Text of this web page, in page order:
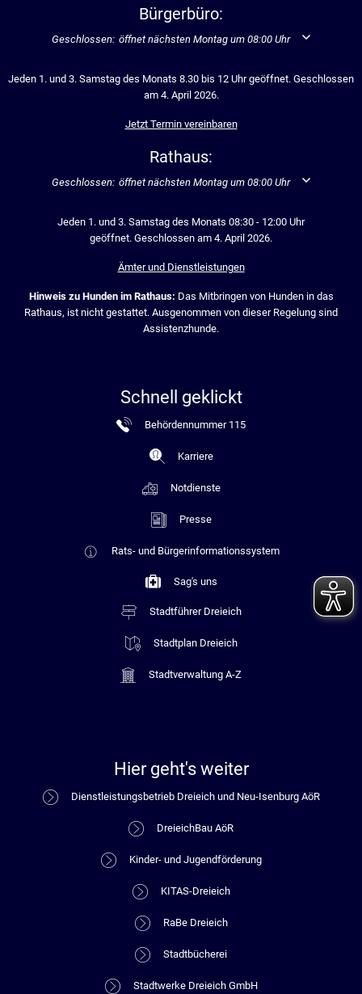
Bürgerbüro:
Klicken, um weitere Öffnungs- oder Schließzeiten auszublenden
Geschlossen: öffnet nächsten Montag um 08:00 Uhr
Jeden 1. und 3. Samstag des Monats 8.30 bis 12 Uhr geöffnet. Geschlossen
am 4. April 2026.
Jetzt Termin vereinbaren
Rathaus:
Klicken, um weitere Öffnungs- oder Schließzeiten auszublenden
Geschlossen: öffnet nächsten Montag um 08:00 Uhr
Jeden 1. und 3. Samstag des Monats 08:30 - 12:00 Uhr
geöffnet. Geschlossen am 4. April 2026.
Ämter und Dienstleistungen
Hinweis zu Hunden im Rathaus: Das Mitbringen von Hunden in das
Rathaus, ist nicht gestattet. Ausgenommen von dieser Regelung sind
Assistenzhunde.
Schnell geklickt
Behördennummer 115
Karriere
Notdienste
Presse
Rats- und Bürgerinformationssystem
Sag's uns
Stadtführer Dreieich
Stadtplan Dreieich
Stadtverwaltung A-Z
Hier geht's weiter
Dienstleistungsbetrieb Dreieich und Neu-Isenburg AöR
DreieichBau AöR
Kinder- und Jugendförderung
KITAS-Dreieich
RaBe Dreieich
Stadtbücherei
Stadtwerke Dreieich GmbH